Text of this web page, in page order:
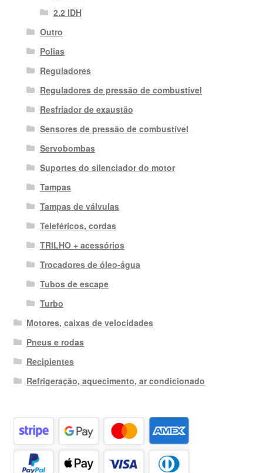
2.2 IDH
Outro
Polias
Reguladores
Reguladores de pressão de combustível
Resfriador de exaustão
Sensores de pressão de combustível
Servobombas
Suportes do silenciador do motor
Tampas
Tampas de válvulas
Teleféricos, cordas
TRILHO + acessórios
Trocadores de óleo-água
Tubos de escape
Turbo
Motores, caixas de velocidades
Pneus e rodas
Recipientes
Refrigeração, aquecimento, ar condicionado